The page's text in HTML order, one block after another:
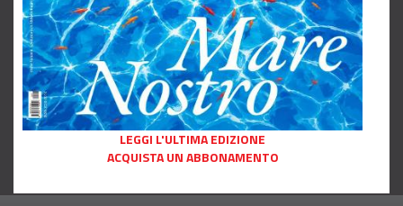
LEGGI L'ULTIMA EDIZIONE
ACQUISTA UN ABBONAMENTO